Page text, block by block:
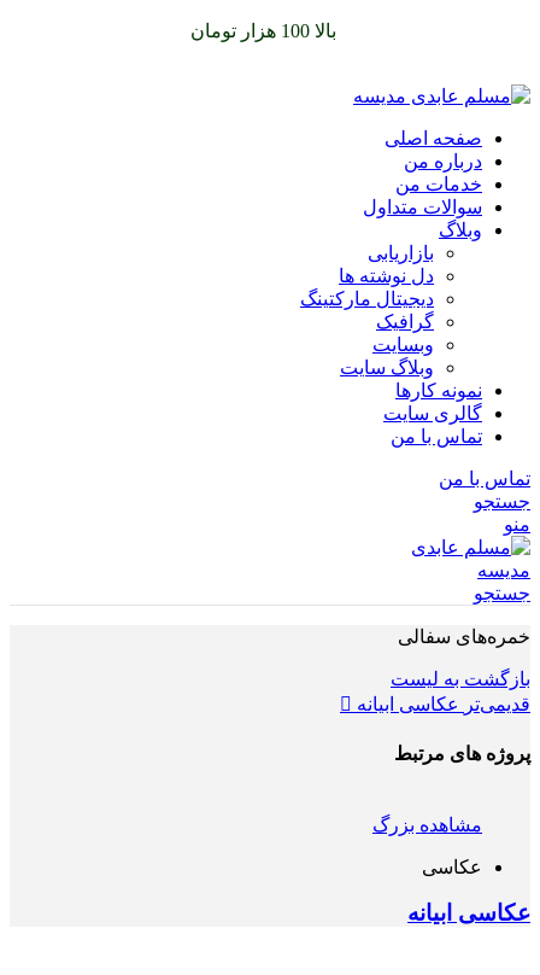
بالا 100 هزار تومان
صفحه اصلی
درباره من
خدمات من
سوالات متداول
وبلاگ
بازاریابی
دل نوشته ها
دیجیتال مارکتینگ
گرافیک
وبسایت
وبلاگ سایت
نمونه کارها
گالری سایت
تماس با من
تماس با من
جستجو
منو
جستجو
خمره‌های سفالی
بازگشت به لیست
قدیمی‌تر
عکاسی ابیانه
پروژه های مرتبط
مشاهده بزرگ
عکاسی
عکاسی ابیانه